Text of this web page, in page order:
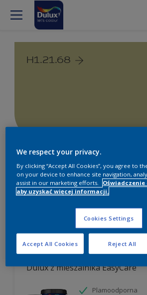
H1.21.68
Farby białe i
wnętrz i na zewnątrz
1Produkty znalezione
Filter
Dulux z mieszalnika EasyCare
Plamoodporna
We respect your privacy.
By clicking “Accept All Cookies”, you agree to
on your device to enhance site navigation,
assist in our marketing efforts.
aby uzyskać więcej informacji.
Cookies Settings
Reject All
Accept All Cookies